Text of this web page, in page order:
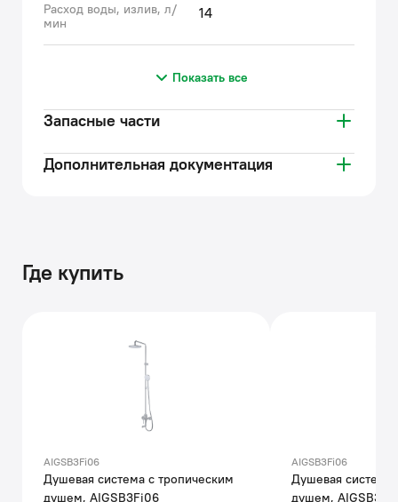
Расход воды, излив, л/
мин
14
Показать все
Запасные части
Дополнительная документация
Где купить
AIGSB3Fi06
Душевая система с тропическим
душем, AIGSB3Fi06
AIGSB3Fi06
Душевая система
душем,